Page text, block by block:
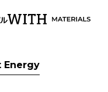
について
Energy